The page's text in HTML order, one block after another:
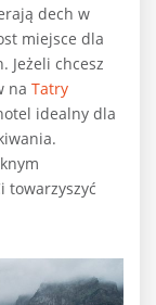
dech w
miejsce dla
Jeżeli chcesz
na Tatry
idealny dla
towarzyszyć